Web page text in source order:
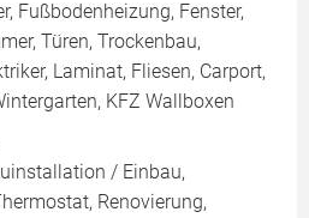
Fußbodenheizung, Fenster,
Türen, Trockenbau,
Laminat, Fliesen, Carport,
KFZ Wallboxen
/ Einbau,
Renovierung,